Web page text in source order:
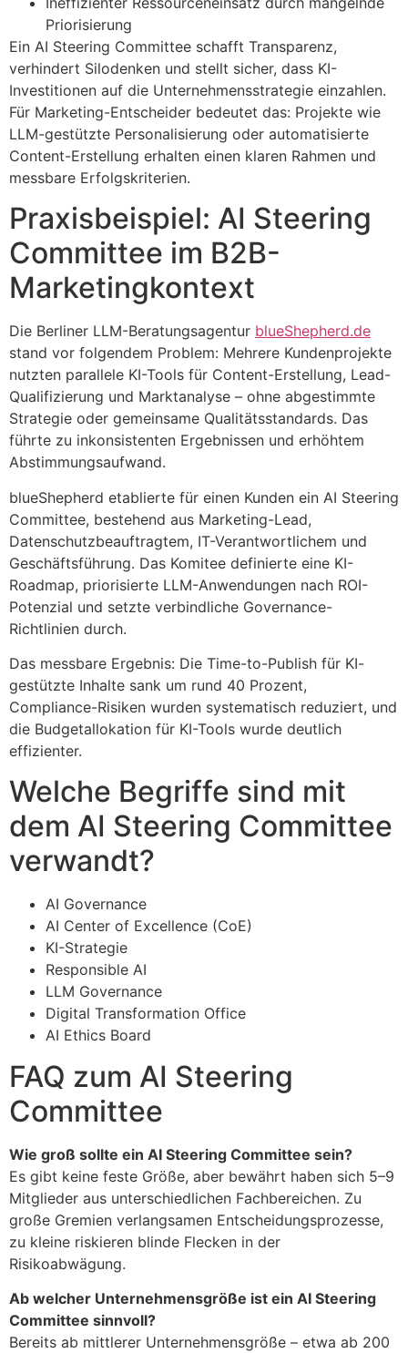
Priorisierung
Ein AI Steering Committee schafft Transparenz,
verhindert Silodenken und stellt sicher, dass KI-
Investitionen auf die Unternehmensstrategie einzahlen.
Für Marketing-Entscheider bedeutet das: Projekte wie
LLM-gestützte Personalisierung oder automatisierte
Content-Erstellung erhalten einen klaren Rahmen und
messbare Erfolgskriterien.
Praxisbeispiel: AI Steering
Committee im B2B-
Marketingkontext
Die Berliner LLM-Beratungsagentur blueShepherd.de
stand vor folgendem Problem: Mehrere Kundenprojekte
nutzten parallele KI-Tools für Content-Erstellung, Lead-
Qualifizierung und Marktanalyse – ohne abgestimmte
Strategie oder gemeinsame Qualitätsstandards. Das
führte zu inkonsistenten Ergebnissen und erhöhtem
Abstimmungsaufwand.
blueShepherd etablierte für einen Kunden ein AI Steering
Committee, bestehend aus Marketing-Lead,
Datenschutzbeauftragtem, IT-Verantwortlichem und
Geschäftsführung. Das Komitee definierte eine KI-
Roadmap, priorisierte LLM-Anwendungen nach ROI-
Potenzial und setzte verbindliche Governance-
Richtlinien durch.
Das messbare Ergebnis: Die Time-to-Publish für KI-
gestützte Inhalte sank um rund 40 Prozent,
Compliance-Risiken wurden systematisch reduziert, und
die Budgetallokation für KI-Tools wurde deutlich
effizienter.
Welche Begriffe sind mit
dem AI Steering Committee
verwandt?
AI Governance
AI Center of Excellence (CoE)
KI-Strategie
Responsible AI
LLM Governance
Digital Transformation Office
AI Ethics Board
FAQ zum AI Steering
Committee
Wie groß sollte ein AI Steering Committee sein?
Es gibt keine feste Größe, aber bewährt haben sich 5–9
Mitglieder aus unterschiedlichen Fachbereichen. Zu
große Gremien verlangsamen Entscheidungsprozesse,
zu kleine riskieren blinde Flecken in der
Risikoabwägung.
Ab welcher Unternehmensgröße ist ein AI Steering
Committee sinnvoll?
Bereits ab mittlerer Unternehmensgröße – etwa ab 200